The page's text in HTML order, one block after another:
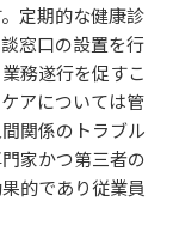
定期的な健康診
窓口の設置を行
務遂行を促すこ
アについては管
関係のトラブル
家かつ第三者の
的であり従業員